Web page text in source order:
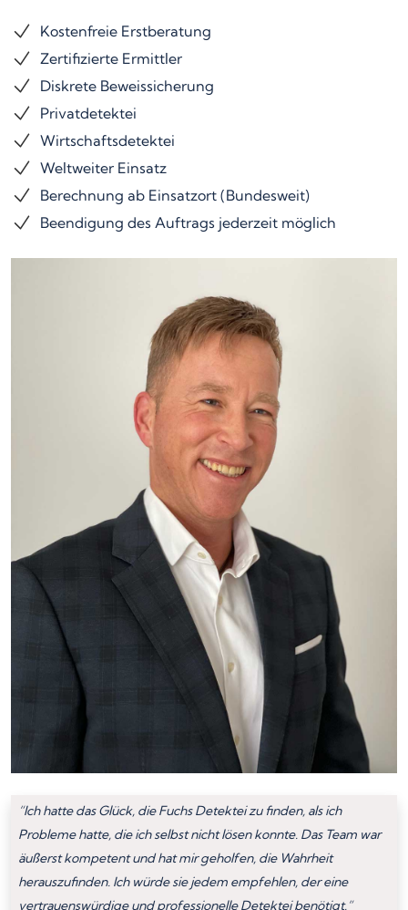
Kostenfreie Erstberatung
Zertifizierte Ermittler
Diskrete Beweissicherung
Privatdetektei
Wirtschaftsdetektei
Weltweiter Einsatz
Berechnung ab Einsatzort (Bundesweit)
Beendigung des Auftrags jederzeit möglich
“Ich hatte das Glück, die Fuchs Detektei zu finden, als ich
Probleme hatte, die ich selbst nicht lösen konnte. Das Team war
äußerst kompetent und hat mir geholfen, die Wahrheit
herauszufinden. Ich würde sie jedem empfehlen, der eine
vertrauenswürdige und professionelle Detektei benötigt.”